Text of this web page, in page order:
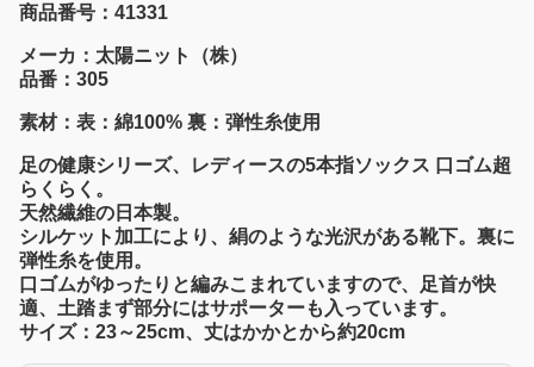
商品番号：41331
メーカ：太陽ニット（株）
品番：305
素材：表：綿100% 裏：弾性糸使用
足の健康シリーズ、レディースの5本指ソックス 口ゴム超
らくらく。
天然繊維の日本製。
シルケット加工により、絹のような光沢がある靴下。裏に
弾性糸を使用。
口ゴムがゆったりと編みこまれていますので、足首が快
適、土踏まず部分にはサポーターも入っています。
サイズ：23～25cm、丈はかかとから約20cm